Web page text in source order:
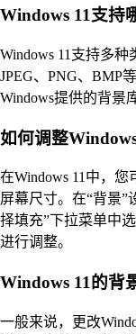
Windows 11支持
Windows 11支持多
JPEG、PNG、BMP
Windows提供的背景
如何调整
在Windows 11中，
屏幕尺寸。在“背景”
择填充”下拉菜单中
进行调整。
Windows 11的背
一般来说，更改